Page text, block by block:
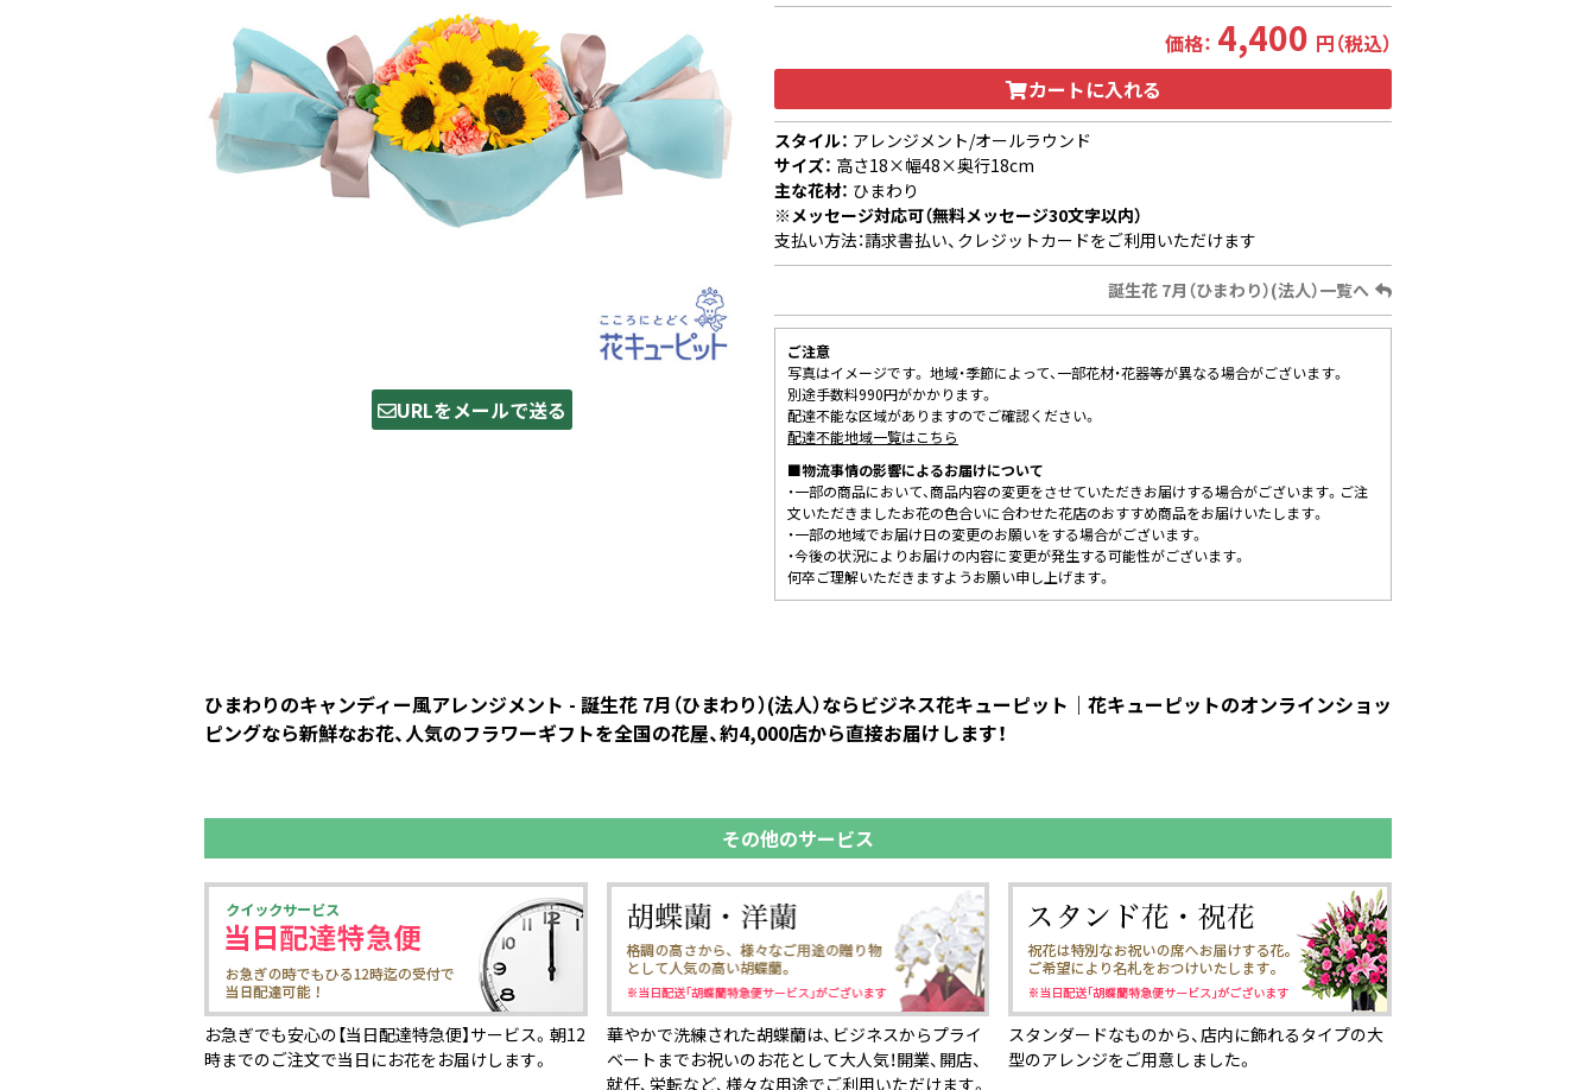
URLをメールで送る
価格： 4,400 円（税込）
カートに入れる
スタイル： アレンジメント/オールラウンド
サイズ： 高さ18×幅48×奥行18cm
主な花材： ひまわり
※メッセージ対応可（無料メッセージ30文字以内）
支払い方法：請求書払い、クレジットカードをご利用いただけます
誕生花 7月（ひまわり）(法人）一覧へ
ご注意
写真はイメージです。 地域・季節によって、一部花材・花器等が異なる場合がございます。
別途手数料990円がかかります。
配達不能な区域がありますのでご確認ください。
配達不能地域一覧はこちら
■物流事情の影響によるお届けについて
・一部の商品において、商品内容の変更をさせていただきお届けする場合がございます。ご注
文いただきましたお花の色合いに合わせた花店のおすすめ商品をお届けいたします。
・一部の地域でお届け日の変更のお願いをする場合がございます。
・今後の状況によりお届けの内容に変更が発生する可能性がございます。
何卒ご理解いただきますようお願い申し上げます。
ひまわりのキャンディー風アレンジメント - 誕生花 7月（ひまわり）(法人）ならビジネス花キューピット｜花キューピットのオンラインショッ
ピングなら新鮮なお花、人気のフラワーギフトを全国の花屋、約4,000店から直接お届けします！
その他のサービス
お急ぎでも安心の【当日配達特急便】サービス。朝12
時までのご注文で当日にお花をお届けします。
華やかで洗練された胡蝶蘭は、ビジネスからプライ
ベートまでお祝いのお花として大人気！開業、開店、
就任、栄転など、様々な用途でご利用いただけます。
スタンダードなものから、店内に飾れるタイプの大
型のアレンジをご用意しました。